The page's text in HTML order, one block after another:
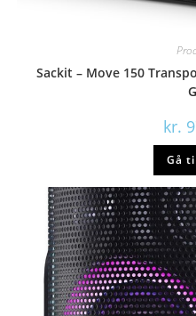
Sackit – Move 150
kr.
Gå